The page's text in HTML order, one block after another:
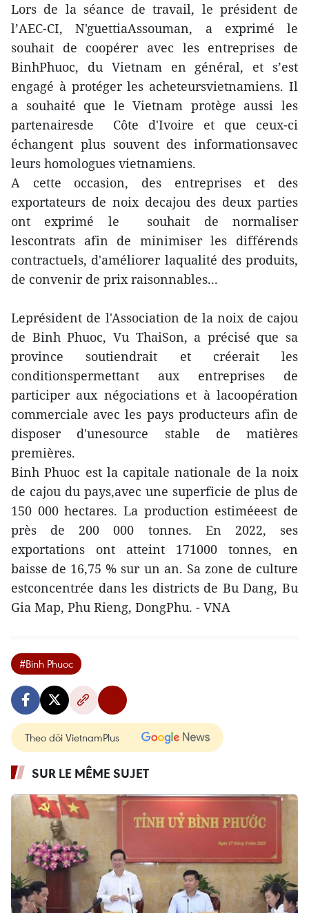
Lors de la séance de travail, le président de
l’AEC-CI, N'guettiaAssouman, a exprimé le
souhait de coopérer avec les entreprises de
BinhPhuoc, du Vietnam en général, et s’est
engagé à protéger les acheteursvietnamiens. Il
a souhaité que le Vietnam protège aussi les
partenairesde Côte d'Ivoire et que ceux-ci
échangent plus souvent des informationsavec
leurs homologues vietnamiens.
A cette occasion, des entreprises et des
exportateurs de noix decajou des deux parties
ont exprimé le souhait de normaliser
lescontrats afin de minimiser les différends
contractuels, d'améliorer laqualité des produits,
de convenir de prix raisonnables...
Leprésident de l'Association de la noix de cajou
de Binh Phuoc, Vu ThaiSon, a précisé que sa
province soutiendrait et créerait les
conditionspermettant aux entreprises de
participer aux négociations et à lacoopération
commerciale avec les pays producteurs afin de
disposer d'unesource stable de matières
premières.
Binh Phuoc est la capitale nationale de la noix
de cajou du pays,avec une superficie de plus de
150 000 hectares. La production estiméeest de
près de 200 000 tonnes. En 2022, ses
exportations ont atteint 171000 tonnes, en
baisse de 16,75 % sur un an. Sa zone de culture
estconcentrée dans les districts de Bu Dang, Bu
Gia Map, Phu Rieng, DongPhu. - VNA
#Binh Phuoc
Theo dõi VietnamPlus
SUR LE MÊME SUJET